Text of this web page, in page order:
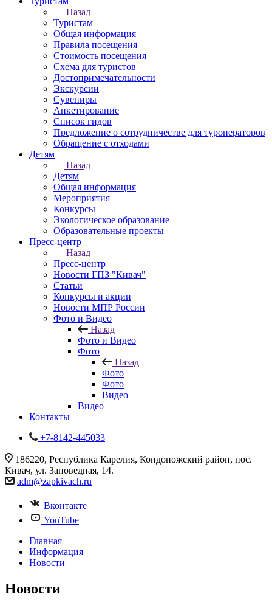
Назад
Туристам
Общая информация
Правила посещения
Стоимость посещения
Схема для туристов
Достопримечательности
Экскурсии
Сувениры
Анкетирование
Список гидов
Предложение о сотрудничестве для туроператоров
Обращение с отходами
Детям
Назад
Детям
Общая информация
Мероприятия
Конкурсы
Экологическое образование
Образовательные проекты
Пресс-центр
Назад
Пресс-центр
Новости ГПЗ "Кивач"
Статьи
Конкурсы и акции
Новости МПР России
Фото и Видео
Назад
Фото и Видео
Фото
Назад
Фото
Фото
Видео
Видео
Контакты
+7-8142-445033
186220, Республика Карелия, Кондопожский район, пос.
Кивач, ул. Заповедная, 14.
adm@zapkivach.ru
Вконтакте
YouTube
Главная
Информация
Новости
Новости